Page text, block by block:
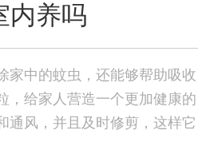
内养吗
家中的蚊虫，还能够帮助吸收
，给家人营造一个更加健康的
通风，并且及时修剪，这样它